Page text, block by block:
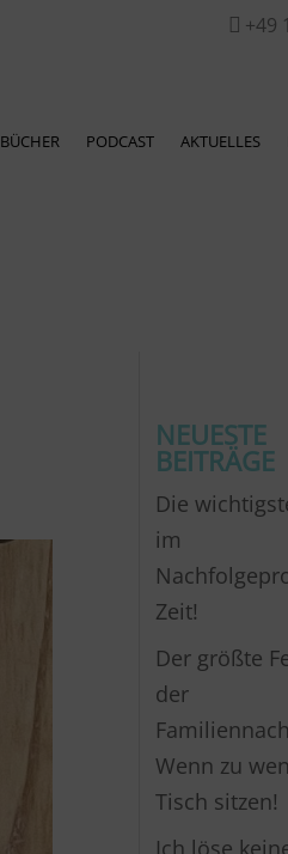
 +49
BÜCHER PODCAST AKTUELLES
NEUESTE
BEITRÄGE
Die
im
Zeit!
Der größte
der
Wenn zu
Tisch sitzen!
Ich löse